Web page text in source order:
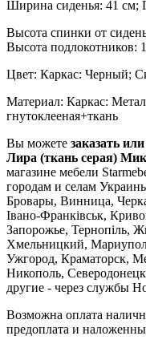
Ширина сиденья: 41 см;
Высота спинки от
Высота подлокотников:
Цвет: Каркас: Черный;
Материал: Каркас:
гнутоклееная+ткань
Вы можете заказать
Лира (ткань серая)
магазине мебели
городам и селам
Бровары, Винница,
Івано-Франківськ,
Запорожье, Тернопіль,
Хмельницкий,
Ужгород, Краматорск,
Никополь,
другие - через службы
Возможна оплата
предоплата и